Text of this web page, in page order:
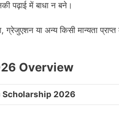
पढ़ाई में बाधा न बने।
ग्रेजुएशन या अन्य किसी मान्यता
Overview
Scholarship 2026